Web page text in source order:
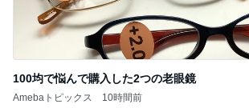
100均で悩んで購入した2つの老眼鏡
Amebaトピックス 10時間前